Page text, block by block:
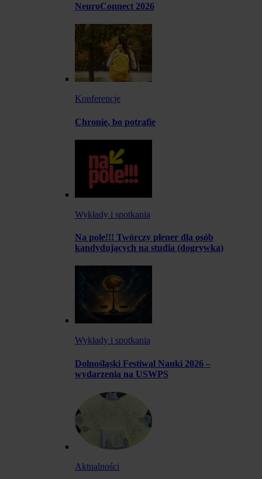
NeuroConnect 2026
Konferencje
Chronię, bo potrafię
Wykłady i spotkania
Na pole!!! Twórczy plener dla osób
kandydujących na studia (dogrywka)
Wykłady i spotkania
Dolnośląski Festiwal Nauki 2026 –
wydarzenia na USWPS
Aktualności